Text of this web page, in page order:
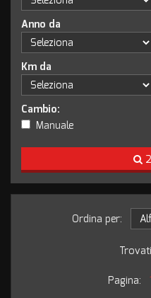
Anno da
Km da
Cambio:
Manuale
2
Ordina per:
Trovati
Pagina: